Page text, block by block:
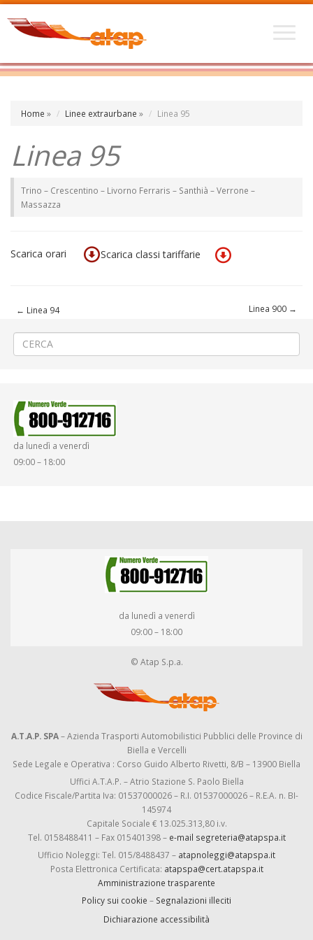
Home » Linee extraurbane » Linea 95
Linea 95
Trino – Crescentino – Livorno Ferraris – Santhià – Verrone –
Massazza
Scarica orari Scarica classi tariffarie
← Linea 94 Linea 900 →
da lunedì a venerdì
09:00 – 18:00
da lunedì a venerdì
09:00 – 18:00
© Atap S.p.a.
A.T.A.P. SPA– Azienda Trasporti Automobilistici Pubblici delle Province di
Biella e Vercelli
Sede Legale e Operativa : Corso Guido Alberto Rivetti, 8/B – 13900 Biella
Uffici A.T.A.P. – Atrio Stazione S. Paolo Biella
Codice Fiscale/Partita Iva: 01537000026 – R.I. 01537000026 – R.E.A. n. BI-
145974
Capitale Sociale € 13.025.313,80 i.v.
Tel. 0158488411 – Fax 015401398 – e-mail segreteria@atapspa.it
Ufficio Noleggi: Tel. 015/8488437 – atapnoleggi@atapspa.it
Posta Elettronica Certificata: atapspa@cert.atapspa.it
Amministrazione trasparente
Policy sui cookie – Segnalazioni illeciti
Dichiarazione accessibilità